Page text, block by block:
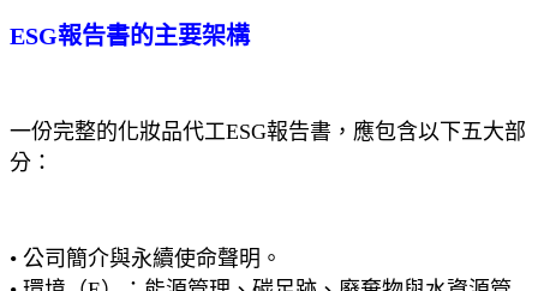
ESG報告書的主要架構
一份完整的化妝品代工ESG報告書，應包含以下五大部
分：
• 公司簡介與永續使命聲明。